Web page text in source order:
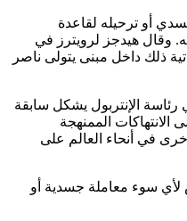
أو ترحيله لقاعدة
وقال هيدجز لرويترز في
ذلك داخل مبنى يتولى ناصر
الإنتربول يشكل سابقة
الممنهجة
أخرى في أنحاء العالم على
لأي سوء معاملة جسدية أو